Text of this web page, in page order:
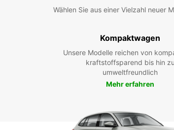
Wählen Sie aus einer Vielzahl neuer
Kompaktwagen
Unsere Modelle reichen von
kraftstoffsparend bis hin zu
umweltfreundlich
Mehr erfahren